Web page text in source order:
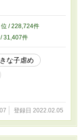
宜しくお願いしま
は最後に両想いえ
りません。
位 / 228,724件
31,407件
な子虐め
登録日 2022.02.05